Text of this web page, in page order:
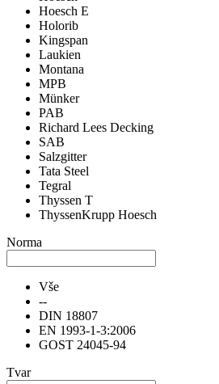
Hoesch E
Holorib
Kingspan
Laukien
Montana
MPB
Münker
PAB
Richard Lees Decking
SAB
Salzgitter
Tata Steel
Tegral
Thyssen T
ThyssenKrupp Hoesch
Norma
Vše
--
DIN 18807
EN 1993-1-3:2006
GOST 24045-94
Tvar